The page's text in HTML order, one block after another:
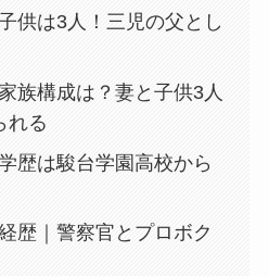
供は3人！三児の父とし
族構成は？妻と子供3人
れる
歴は駿台学園高校から
歴｜警察官とプロボク